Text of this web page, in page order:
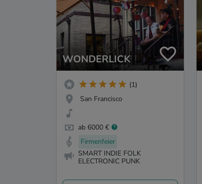
WONDERLICK
(1)
San Francisco
ab 6000 €
Firmenfeier
SMART INDIE FOLK
ELECTRONIC PUNK